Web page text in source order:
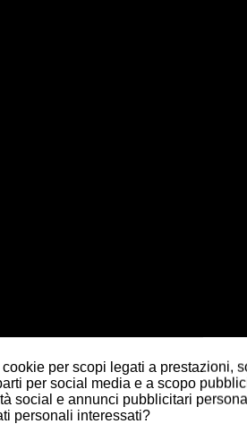
per scopi legati a prestazioni,
per social media e a scopo
social e annunci pubblicitari
personali interessati?